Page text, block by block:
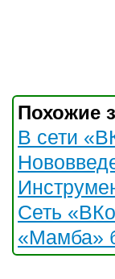
Похожие
В сети
Сеть
«Мамба»